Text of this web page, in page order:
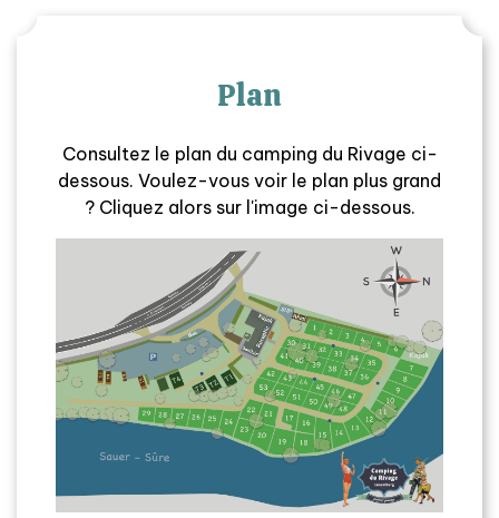
Plan
Consultez le plan du camping du Rivage ci-
dessous. Voulez-vous voir le plan plus grand
? Cliquez alors sur l'image ci-dessous.